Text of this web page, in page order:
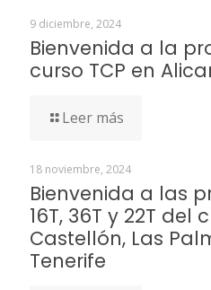
9 diciembre, 2024
Bienvenida a la
curso TCP en
Leer más
18 noviembre, 2024
Bienvenida a las
16T, 36T y 22T del
Castellón, Las
Tenerife